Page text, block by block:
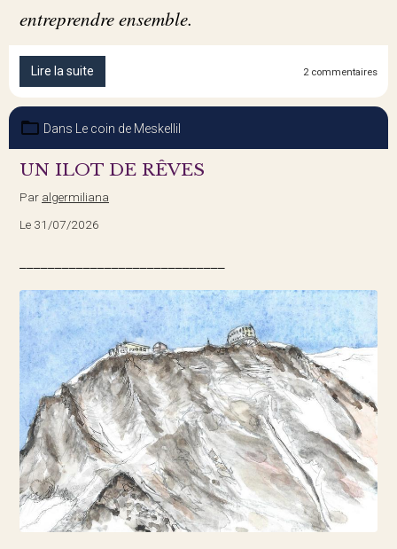
entreprendre ensemble.
Lire la suite 2 commentaires
Dans Le coin de Meskellil
UN ILOT DE RÊVES
Par algermiliana
Le 31/07/2026